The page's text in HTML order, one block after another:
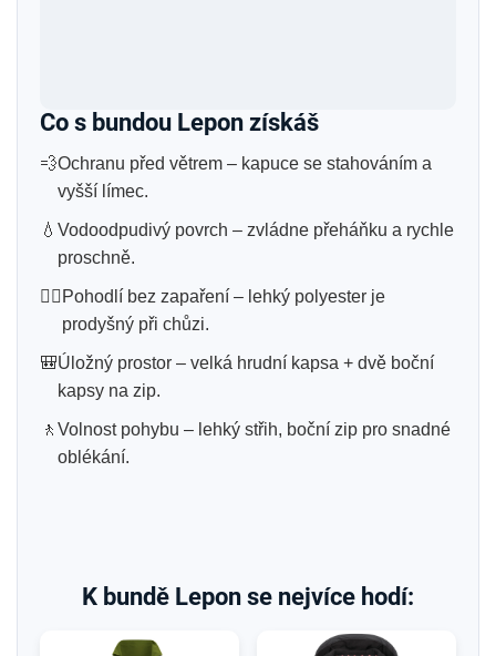
Co s bundou Lepon získáš
💨Ochranu před větrem – kapuce se stahováním a
vyšší límec.
💧 Vodoodpudivý povrch – zvládne přeháňku a rychle
proschně.
😮‍💨 Pohodlí bez zapaření – lehký polyester je
prodyšný při chůzi.
🎒Úložný prostor – velká hrudní kapsa + dvě boční
kapsy na zip.
🚶 Volnost pohybu – lehký střih, boční zip pro snadné
oblékání.
K bundě Lepon se nejvíce hodí: